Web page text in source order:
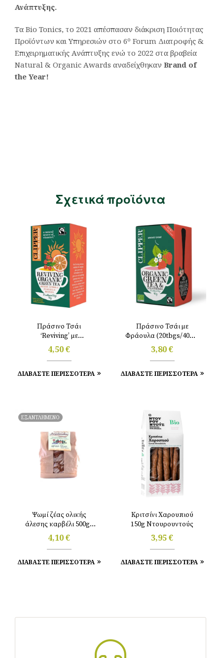
Ανάπτυξης.
Τα Bio Tonics, το 2021 απέσπασαν διάκριση Ποιότητας
Προϊόντων και Υπηρεσιών στο 6ο Forum Διατροφής &
Επιχειρηματικής Ανάπτυξης ενώ το 2022 στα βραβεία
Natural & Organic Awards αναδείχθηκαν Brand of
the Year!
Σχετικά προϊόντα
Πράσινο Τσάι
‘Reviving’ με
Πορτοκάλι, Ασερόλα &
Matcha (20tbgs/40gr)
Clipper
4,50€
ΔΙΑΒΑΣΤΕ ΠΕΡΙΣΣΟΤΕΡΑ
Πράσινο Τσάι με
Φράουλα (20tbgs/40gr)
Clipper
3,80€
ΔΙΑΒΑΣΤΕ ΠΕΡΙΣΣΟΤΕΡΑ
ΕΞΑΝΤΛΗΜΕΝΟ
Ψωμί ζέας ολικής
άλεσης καρβέλι 500gr
Αντωνόπουλου
4,10€
ΔΙΑΒΑΣΤΕ ΠΕΡΙΣΣΟΤΕΡΑ
Κριτσίνι Χαρουπιού
150g Ντουρουντούς
3,95€
ΔΙΑΒΑΣΤΕ ΠΕΡΙΣΣΟΤΕΡΑ